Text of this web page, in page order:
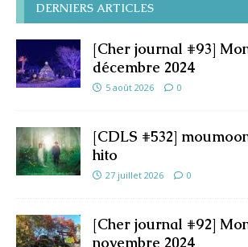
DERNIERS ARTICLES
[Cher journal #93]
décembre 2024
5 août 2026 0
[CDLS #532]
hito
27 juillet 2026 0
[Cher journal #92]
novembre 2024